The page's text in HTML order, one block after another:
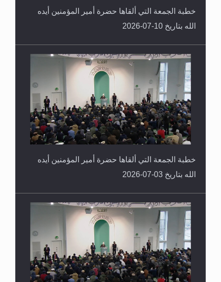
خطبة الجمعة التي ألقاها حضرة أمير المؤمنين أيده
الله بتاريخ 10-07-2026
خطبة الجمعة التي ألقاها حضرة أمير المؤمنين أيده
الله بتاريخ 03-07-2026